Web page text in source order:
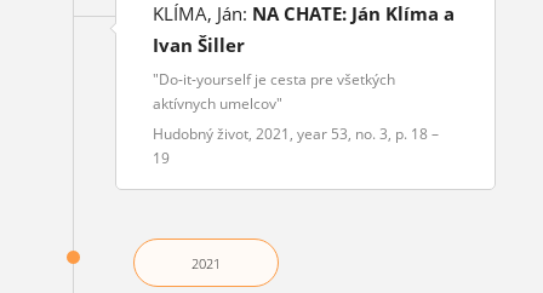
KLÍMA, Ján: NA CHATE: Ján Klíma a
Ivan Šiller
"Do-it-yourself je cesta pre všetkých
aktívnych umelcov"
Hudobný život, 2021, year 53, no. 3, p. 18 –
19
2021